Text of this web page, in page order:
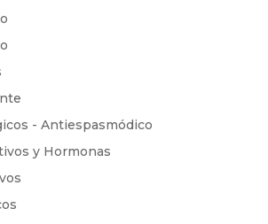
- Antiespasmódico
y Hormonas